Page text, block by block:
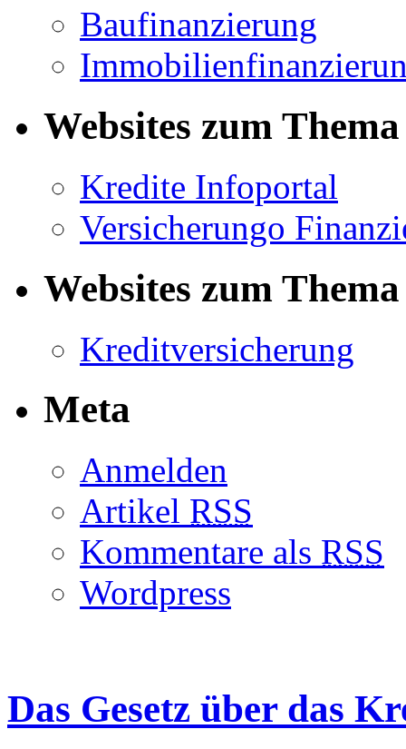
Baufinanzierung
Websites zum
Kredite Infoportal
Versicherungo
Websites zum
Kreditversicherung
Meta
Anmelden
Artikel RSS
Kommentare als RSS
Wordpress
Das Gesetz über das